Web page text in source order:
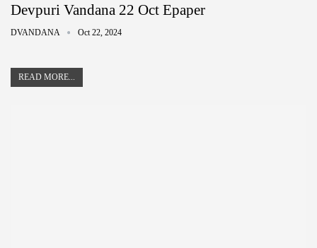
Devpuri Vandana 22 Oct Epaper
DVANDANA Oct 22, 2024
READ MORE...